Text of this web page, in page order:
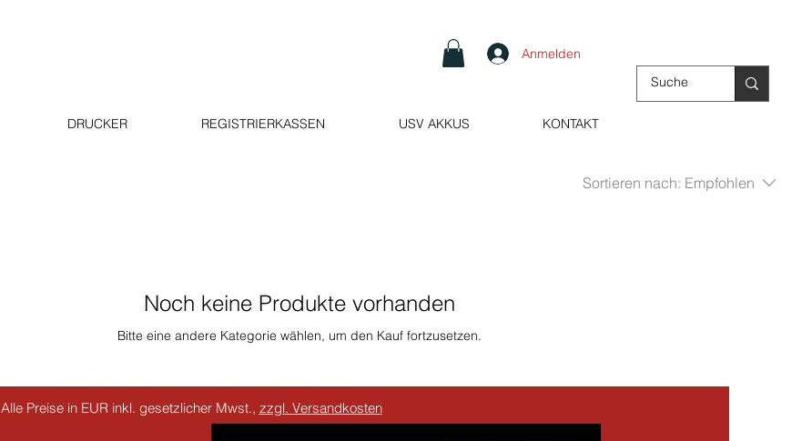
DRUCKER REGISTRIERKASSEN USV AKKUS KONTAKT
Anmelden
Sortieren nach: Empfohlen
Noch keine Produkte vorhanden
Bitte eine andere Kategorie wählen, um den Kauf fortzusetzen.
Alle Preise in EUR inkl. gesetzlicher Mwst., zzgl. Versandkosten